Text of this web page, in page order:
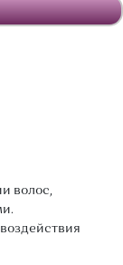
волос,